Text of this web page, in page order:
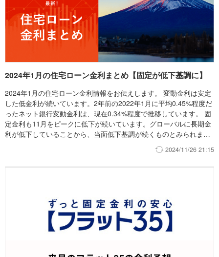
2024年1月の住宅ローン金利まとめ【固定が低下基調に】
2024年1月の住宅ローン金利情報をお伝えします。 変動金利は安定
した低金利が続いています。2年前の2022年1月に平均0.45%程度だ
ったネット銀行変動金利は、現在0.34%程度で推移しています。 固
定金利も11月をピークに低下が続いています。グローバルに長期金
利が低下していることから、当面低下基調が続くものとみられま
す。 依然として変動・固定の金利差には大きな開きがあり、モゲチ
ェックとしては引き続き変動金利の利用をオススメしています。
2024/11/26 21:15